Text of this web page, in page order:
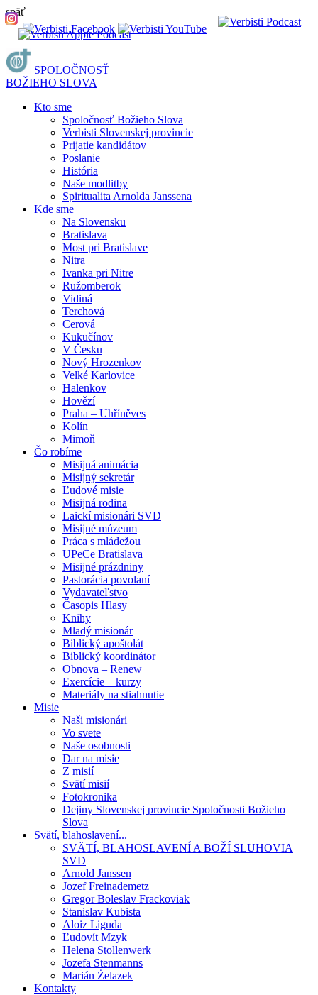
späť
SPOLOČNOSŤ
BOŽIEHO SLOVA
Kto sme
Spoločnosť Božieho Slova
Verbisti Slovenskej provincie
Prijatie kandidátov
Poslanie
História
Naše modlitby
Spiritualita Arnolda Janssena
Kde sme
Na Slovensku
Bratislava
Most pri Bratislave
Nitra
Ivanka pri Nitre
Ružomberok
Vidiná
Terchová
Cerová
Kukučínov
V Česku
Nový Hrozenkov
Velké Karlovice
Halenkov
Hovězí
Praha – Uhříněves
Kolín
Mimoň
Čo robíme
Misijná animácia
Misijný sekretár
Ľudové misie
Misijná rodina
Laickí misionári SVD
Misijné múzeum
Práca s mládežou
UPeCe Bratislava
Misijné prázdniny
Pastorácia povolaní
Vydavateľstvo
Časopis Hlasy
Knihy
Mladý misionár
Biblický apoštolát
Biblický koordinátor
Obnova – Renew
Exercície – kurzy
Materiály na stiahnutie
Misie
Naši misionári
Vo svete
Naše osobnosti
Dar na misie
Z misií
Svätí misií
Fotokronika
Dejiny Slovenskej provincie Spoločnosti Božieho
Slova
Svätí, blahoslavení...
SVÄTÍ, BLAHOSLAVENÍ A BOŽÍ SLUHOVIA
SVD
Arnold Janssen
Jozef Freinademetz
Gregor Boleslav Frackoviak
Stanislav Kubista
Aloiz Liguda
Ľudovít Mzyk
Helena Stollenwerk
Jozefa Stenmanns
Marián Żelazek
Kontakty